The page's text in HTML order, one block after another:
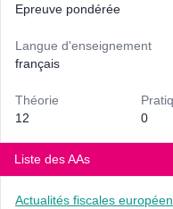
Epreuve pondérée
Langue d'enseignement
français
Théorie
12
0
Liste des AAs
Actualités fiscales